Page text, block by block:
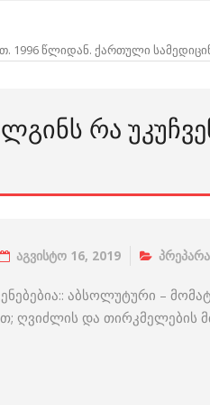
1996 წლიდან. ქართული
ᲠᲐ
აგვისტო 16, 2019
აბსოლუტური –
ღვიძლის და თირკმელების